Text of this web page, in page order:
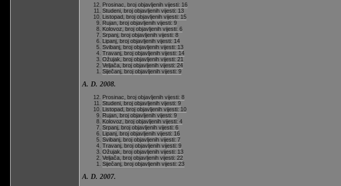
Prosinac, broj objavljenih vijesti: 16
Studeni, broj objavljenih vijesti: 13
Listopad, broj objavljenih vijesti: 15
Rujan, broj objavljenih vijesti: 9
Kolovoz, broj objavljenih vijesti: 6
Srpanj, broj objavljenih vijesti: 8
Lipanj, broj objavljenih vijesti: 14
Svibanj, broj objavljenih vijesti: 13
Travanj, broj objavljenih vijesti: 14
Ožujak, broj objavljenih vijesti: 21
Veljača, broj objavljenih vijesti: 24
Siječanj, broj objavljenih vijesti: 9
A. D. 2008.
Prosinac, broj objavljenih vijesti: 8
Studeni, broj objavljenih vijesti: 9
Listopad, broj objavljenih vijesti: 10
Rujan, broj objavljenih vijesti: 9
Kolovoz, broj objavljenih vijesti: 4
Srpanj, broj objavljenih vijesti: 6
Lipanj, broj objavljenih vijesti: 16
Svibanj, broj objavljenih vijesti: 7
Travanj, broj objavljenih vijesti: 9
Ožujak, broj objavljenih vijesti: 13
Veljača, broj objavljenih vijesti: 22
Siječanj, broj objavljenih vijesti: 23
A. D. 2007.